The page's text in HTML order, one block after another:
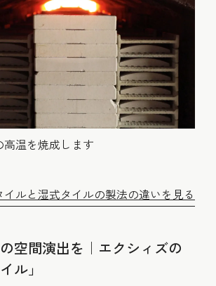
温を焼成します
イルと湿式タイルの製法の違いを見る
空間演出を｜エクシィズの
ル」